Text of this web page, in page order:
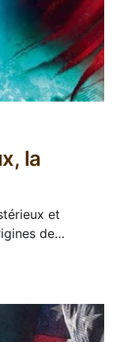
la
et
de
tout